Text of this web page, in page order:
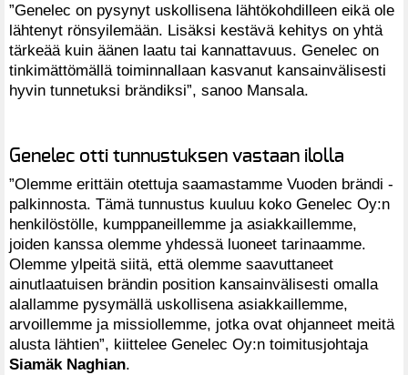
”Genelec on pysynyt uskollisena lähtökohdilleen eikä ole
lähtenyt rönsyilemään. Lisäksi kestävä kehitys on yhtä
tärkeää kuin äänen laatu tai kannattavuus. Genelec on
tinkimättömällä toiminnallaan kasvanut kansainvälisesti
hyvin tunnetuksi brändiksi”, sanoo Mansala.
Genelec otti tunnustuksen vastaan ilolla
”Olemme erittäin otettuja saamastamme Vuoden brändi -
palkinnosta. Tämä tunnustus kuuluu koko Genelec Oy:n
henkilöstölle, kumppaneillemme ja asiakkaillemme,
joiden kanssa olemme yhdessä luoneet tarinaamme.
Olemme ylpeitä siitä, että olemme saavuttaneet
ainutlaatuisen brändin position kansainvälisesti omalla
alallamme pysymällä uskollisena asiakkaillemme,
arvoillemme ja missiollemme, jotka ovat ohjanneet meitä
alusta lähtien”, kiittelee Genelec Oy:n toimitusjohtaja
Siamäk Naghian.